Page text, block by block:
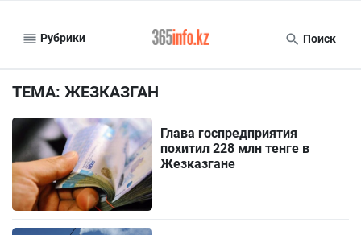
Рубрики Поиск
ТЕМА: ЖЕЗКАЗГАН
Глава госпредприятия
похитил 228 млн тенге в
Жезказгане